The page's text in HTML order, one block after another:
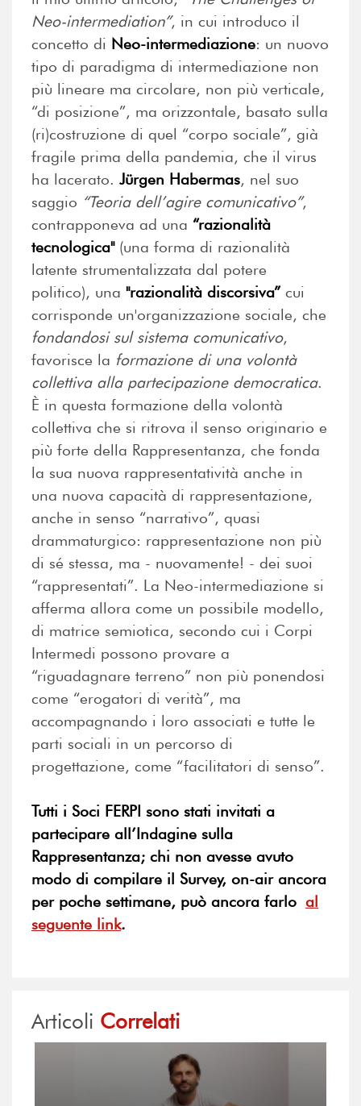
Neo-intermediation”, in cui introduco il
concetto di Neo-intermediazione: un nuovo
tipo di paradigma di intermediazione non
più lineare ma circolare, non più verticale,
“di posizione”, ma orizzontale, basato sulla
(ri)costruzione di quel “corpo sociale”, già
fragile prima della pandemia, che il virus
ha lacerato. Jürgen Habermas, nel suo
saggio “Teoria dell’agire comunicativo”,
contrapponeva ad una “razionalità
tecnologica"(una forma di razionalità
latente strumentalizzata dal potere
politico), una "razionalità discorsiva”cui
corrisponde un'organizzazione sociale, che
fondandosi sul sistema comunicativo,
favorisce la formazione di una volontà
collettiva alla partecipazione democratica.
È in questa formazione della volontà
collettiva che si ritrova il senso originario e
più forte della Rappresentanza, che fonda
la sua nuova rappresentatività anche in
una nuova capacità di rappresentazione,
anche in senso “narrativo”, quasi
drammaturgico: rappresentazione non più
di sé stessa, ma - nuovamente! - dei suoi
“rappresentati”. La Neo-intermediazione si
afferma allora come un possibile modello,
di matrice semiotica, secondo cui i Corpi
Intermedi possono provare a
“riguadagnare terreno” non più ponendosi
come “erogatori di verità”, ma
accompagnando i loro associati e tutte le
parti sociali in un percorso di
progettazione, come “facilitatori di senso”.
Tutti i Soci FERPI sono stati invitati a
partecipare all’Indagine sulla
Rappresentanza; chi non avesse avuto
modo di compilare il Survey, on-air ancora
per poche settimane, può ancora farlo al
seguente link.
Articoli Correlati